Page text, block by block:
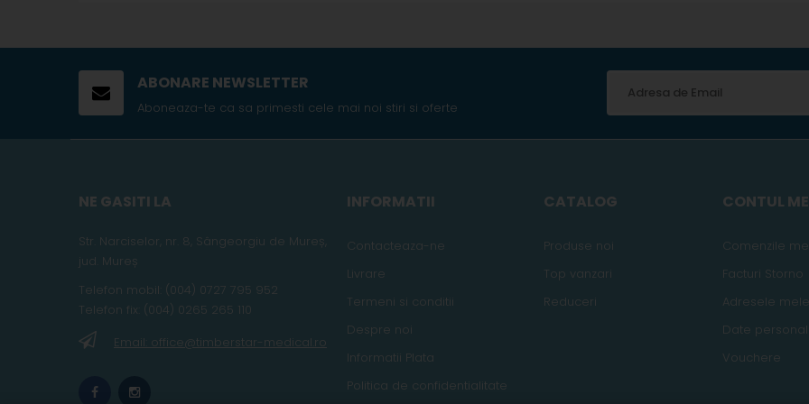
ABONARE NEWSLETTER
Aboneaza-te ca sa primesti cele mai noi stiri si oferte
NE GASITI LA
Str. Narciselor, nr. 8, Sângeorgiu de Mureș
jud . Mureș
Telefon mobil (004) 0727 795 952
Telefon fix: (004) 0265 265 110
Email: office@timberstar-medical.ro
INFORMATII
Contacteaza-ne
Livrare
Termeni si conditii
Despre noi
Informatii Plata
Politica de confidentialitate
CATALOG
Produse noi
Top vanzari
Reduceri
CONTUL
Comenzile
Facturi Storno
Adresele mele
Date
Vouchere